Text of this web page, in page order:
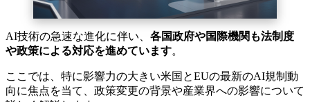
AI技術の急速な進化に伴い、 各国政府や国際機関も法制度
や政策による対応を進めています。
ここでは、特に影響力の大きい米国とEUの最新のAI規制動
向に焦点を当て、政策変更の背景や産業界への影響について